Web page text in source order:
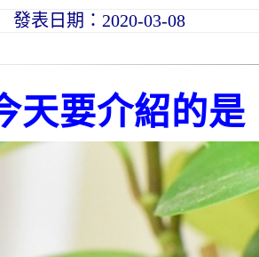
發表日期：2020-03-08
天要介紹的